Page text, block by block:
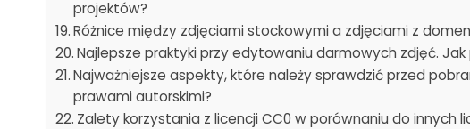
projektów?
Różnice między zdjęciami stockowymi a zdjęciami z
Najlepsze praktyki przy edytowaniu darmowych zdjęć.
Najważniejsze aspekty, które należy sprawdzić przed
prawami autorskimi?
Zalety korzystania z licencji CC0 w porównaniu do innych